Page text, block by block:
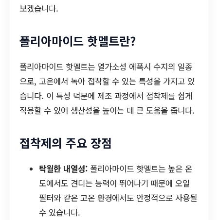
보겠습니다.
폴리아마이드 핫멜트란?
폴리아마이드 핫멜트는 열가소성 에폭시 수지의 일종
으로, 고온에서 녹아 접착할 수 있는 특성을 가지고 있
습니다. 이 특성 덕분에 제조 과정에서 접착제를 쉽게
적용할 수 있어 생산성을 높이는 데 큰 도움을 줍니다.
접착제의 주요 장점
탁월한 내열성: 폴리아마이드 핫멜트는 높은 온
도에서도 견디는 능력이 뛰어나기 때문에 오일
필터와 같은 고온 환경에서도 안정적으로 사용될
수 있습니다.